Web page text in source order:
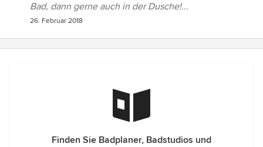
Bad, dann gerne auch in der Dusche!...
26. Februar 2018
Finden Sie Badplaner, Badstudios und